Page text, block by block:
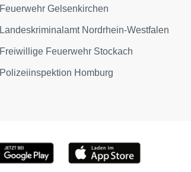
Feuerwehr Gelsenkirchen
Landeskriminalamt Nordrhein-Westfalen
Freiwillige Feuerwehr Stockach
Polizeiinspektion Homburg